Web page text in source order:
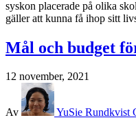
syskon placerade på olika
gäller att kunna få ihop sitt
Mål och budget
12 november, 2021
Av
YuSie Rundkvist